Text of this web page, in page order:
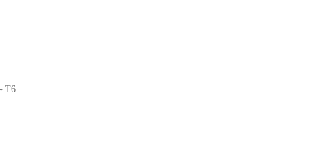
T6